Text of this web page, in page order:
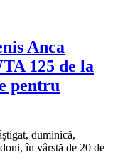
Anca
125 de la
pentru
duminică,
în vârstă de 20 de